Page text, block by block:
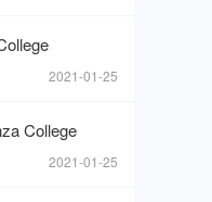
2021-01-25
College
2021-01-25